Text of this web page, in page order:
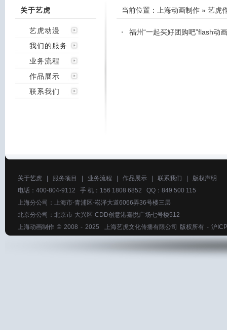
关于艺虎
艺虎动漫
我们的服务
业务流程
作品展示
联系我们
当前位置： 上海动画制作 » 艺虎
福州“一起买好团购吧”flash动
关于艺虎 服务项目 业务流程 作品展示 联系我们
版权声明
电话：400-804-9112 手 机：156 1808 6852 QQ：849 500 115
上海分公司：上海市-青浦区-崧泽大道6066弄36号楼三层
北京分公司：北京市-大兴区-CDD创意港嘉悦广场七号楼512
上海动画制作 © 2008 - 2025 上海艺虎文化传播有限公司 版权所有 - 沪